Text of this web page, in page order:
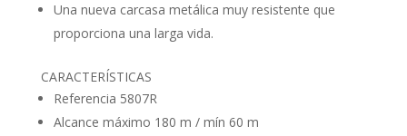
Una nueva carcasa metálica muy resistente que
proporciona una larga vida.
CARACTERÍSTICAS
Referencia 5807R
Alcance máximo 180 m / mín 60 m